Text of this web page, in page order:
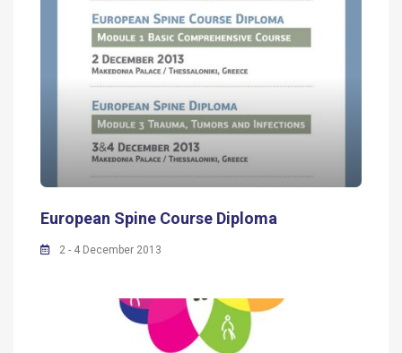
European Spine Course Diploma
2 - 4 December 2013